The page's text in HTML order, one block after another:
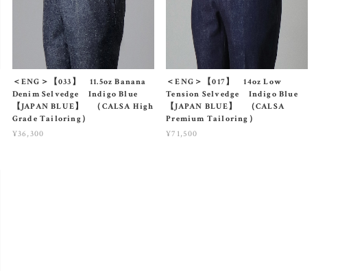
＜ENG＞【033】 11.5oz Banana
Denim Selvedge Indigo Blue
【JAPAN BLUE】 （CALSA High
Grade Tailoring）
¥36,300
＜ENG＞【017】 14oz Low
Tension Selvedge Indigo Blue
【JAPAN BLUE】 （CALSA
Premium Tailoring）
¥71,500